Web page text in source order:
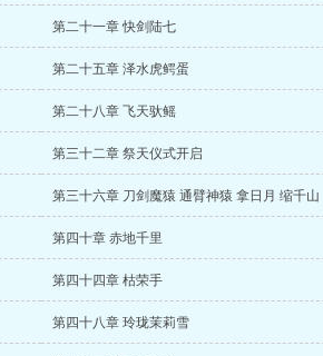
第二十一章 快剑陆七
第二十五章 泽水虎鳄蛋
第二十八章 飞天驮鳐
第三十二章 祭天仪式开启
第三十六章 刀剑魔猿 通臂神猿 拿日月 缩千山
第四十章 赤地千里
第四十四章 枯荣手
第四十八章 玲珑茉莉雪